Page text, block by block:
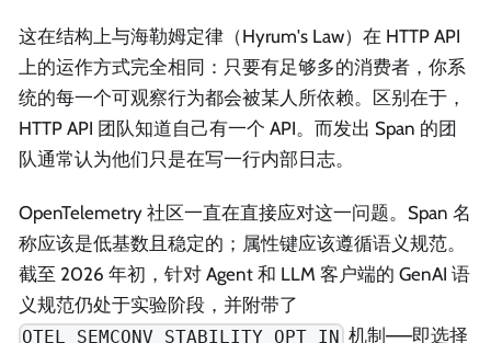
这在结构上与海勒姆定律（Hyrum's Law）在 HTTP API
上的运作方式完全相同：只要有足够多的消费者，你系
统的每一个可观察行为都会被某人所依赖。区别在于，
HTTP API 团队知道自己有一个 API。而发出 Span 的团
队通常认为他们只是在写一行内部日志。
OpenTelemetry 社区一直在直接应对这一问题。Span 名
称应该是低基数且稳定的；属性键应该遵循语义规范。
截至 2026 年初，针对 Agent 和 LLM 客户端的 GenAI 语
义规范仍处于实验阶段，并附带了
OTEL_SEMCONV_STABILITY_OPT_IN 机制——即选择